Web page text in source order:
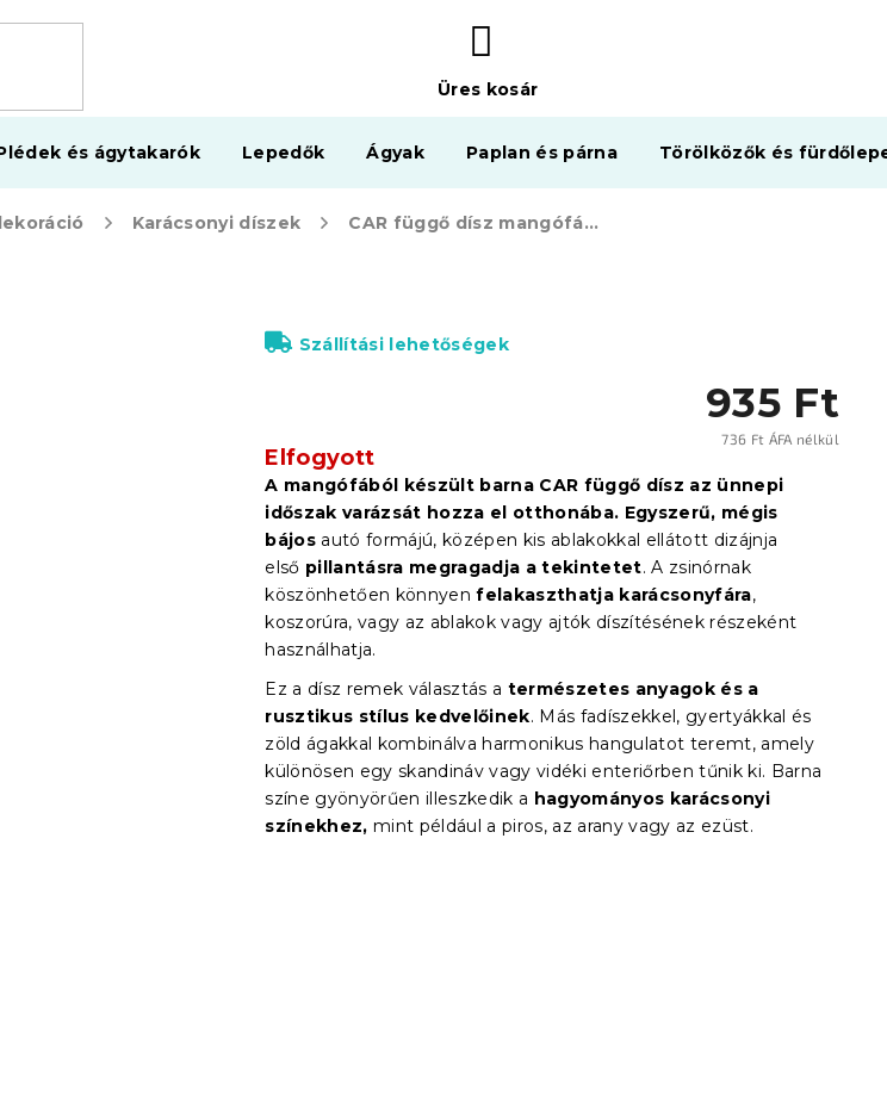
KOSÁR
Üres kosár
és ágytakarók Lepedők Ágyak Paplan és párna Törölközők és
Karácsonyi díszek CAR függő dísz mangófából barna
935 Ft
736 Ft ÁFA nélkül
Elfogyott
Szállítási lehetőségek
A mangófából készült barna CAR függő dísz az ünnepi
időszak varázsát hozza el otthonába. Egyszerű, mégis
bájos autó formájú, középen kis ablakokkal ellátott dizájnja
első pillantásra megragadja a tekintetet. A zsinórnak
köszönhetően könnyen felakaszthatja karácsonyfára,
koszorúra, vagy az ablakok vagy ajtók díszítésének részeként
használhatja.
Ez a dísz remek választás a természetes anyagok és a
rusztikus stílus kedvelőinek. Más fadíszekkel, gyertyákkal és
zöld ágakkal kombinálva harmonikus hangulatot teremt, amely
különösen egy skandináv vagy vidéki enteriőrben tűnik ki. Barna
színe gyönyörűen illeszkedik a hagyományos karácsonyi
színekhez, mint például a piros, az arany vagy az ezüst.